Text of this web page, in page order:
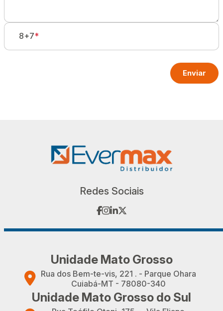
8+7*
Enviar
Redes Sociais
facebook
instagram
linkedin
Unidade Mato Grosso
Rua dos Bem-te-vis, 221 . - Parque Ohara
Cuiabá-MT - 78080-340
Unidade Mato Grosso do Sul